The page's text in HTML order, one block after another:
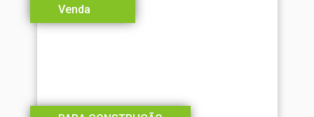
Venda